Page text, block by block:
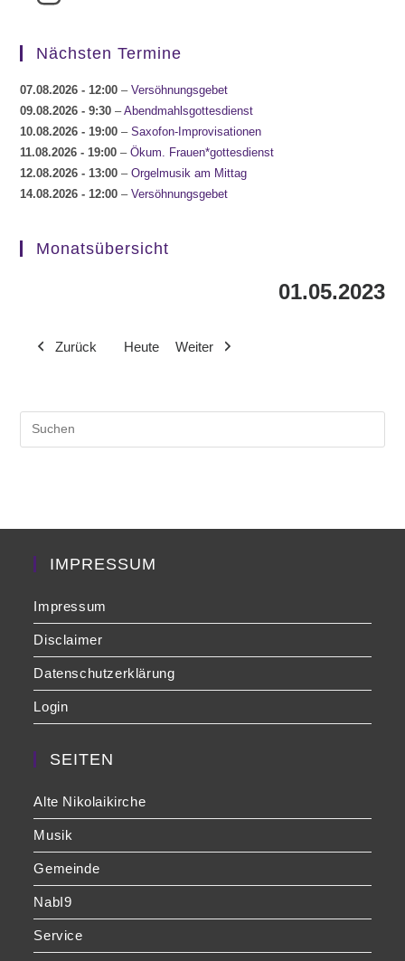
Nächsten Termine
07.08.2026 - 12:00 –Versöhnungsgebet
09.08.2026 - 9:30 –Abendmahlsgottesdienst
10.08.2026 - 19:00 –Saxofon-Improvisationen
11.08.2026 - 19:00 –Ökum. Frauen*gottesdienst
12.08.2026 - 13:00 –Orgelmusik am Mittag
14.08.2026 - 12:00 –Versöhnungsgebet
Monatsübersicht
01.05.2023
Zurück Heute Weiter
IMPRESSUM
Impressum
Disclaimer
Datenschutzerklärung
Login
SEITEN
Alte Nikolaikirche
Musik
Gemeinde
NabI9
Service